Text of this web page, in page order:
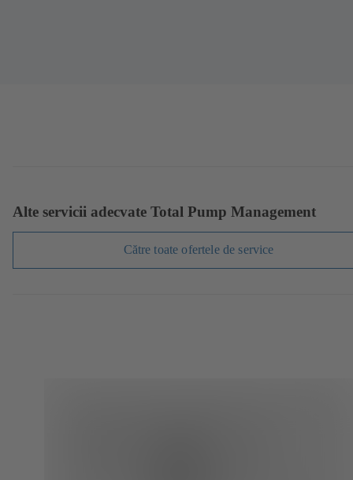
Alte servicii adecvate Total Pump Management
Către toate ofertele de service